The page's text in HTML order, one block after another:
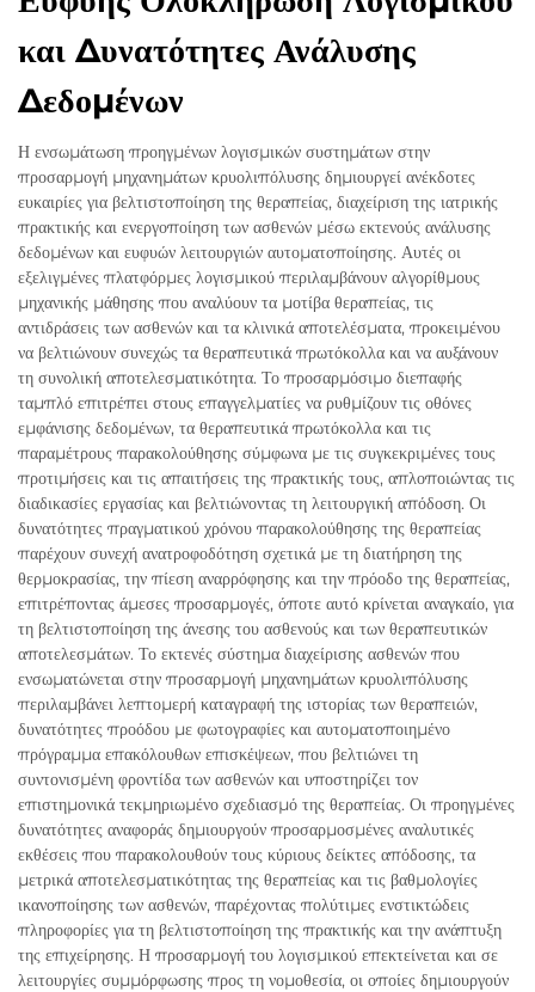
και Δυνατότητες Ανάλυσης
Δεδομένων
Η ενσωμάτωση προηγμένων λογισμικών συστημάτων στην
προσαρμογή μηχανημάτων κρυολιπόλυσης δημιουργεί ανέκδοτες
ευκαιρίες για βελτιστοποίηση της θεραπείας, διαχείριση της ιατρικής
πρακτικής και ενεργοποίηση των ασθενών μέσω εκτενούς ανάλυσης
δεδομένων και ευφυών λειτουργιών αυτοματοποίησης. Αυτές οι
εξελιγμένες πλατφόρμες λογισμικού περιλαμβάνουν αλγορίθμους
μηχανικής μάθησης που αναλύουν τα μοτίβα θεραπείας, τις
αντιδράσεις των ασθενών και τα κλινικά αποτελέσματα, προκειμένου
να βελτιώνουν συνεχώς τα θεραπευτικά πρωτόκολλα και να αυξάνουν
τη συνολική αποτελεσματικότητα. Το προσαρμόσιμο διεπαφής
ταμπλό επιτρέπει στους επαγγελματίες να ρυθμίζουν τις οθόνες
εμφάνισης δεδομένων, τα θεραπευτικά πρωτόκολλα και τις
παραμέτρους παρακολούθησης σύμφωνα με τις συγκεκριμένες τους
προτιμήσεις και τις απαιτήσεις της πρακτικής τους, απλοποιώντας τις
διαδικασίες εργασίας και βελτιώνοντας τη λειτουργική απόδοση. Οι
δυνατότητες πραγματικού χρόνου παρακολούθησης της θεραπείας
παρέχουν συνεχή ανατροφοδότηση σχετικά με τη διατήρηση της
θερμοκρασίας, την πίεση αναρρόφησης και την πρόοδο της θεραπείας,
επιτρέποντας άμεσες προσαρμογές, όποτε αυτό κρίνεται αναγκαίο, για
τη βελτιστοποίηση της άνεσης του ασθενούς και των θεραπευτικών
αποτελεσμάτων. Το εκτενές σύστημα διαχείρισης ασθενών που
ενσωματώνεται στην προσαρμογή μηχανημάτων κρυολιπόλυσης
περιλαμβάνει λεπτομερή καταγραφή της ιστορίας των θεραπειών,
δυνατότητες προόδου με φωτογραφίες και αυτοματοποιημένο
πρόγραμμα επακόλουθων επισκέψεων, που βελτιώνει τη
συντονισμένη φροντίδα των ασθενών και υποστηρίζει τον
επιστημονικά τεκμηριωμένο σχεδιασμό της θεραπείας. Οι προηγμένες
δυνατότητες αναφοράς δημιουργούν προσαρμοσμένες αναλυτικές
εκθέσεις που παρακολουθούν τους κύριους δείκτες απόδοσης, τα
μετρικά αποτελεσματικότητας της θεραπείας και τις βαθμολογίες
ικανοποίησης των ασθενών, παρέχοντας πολύτιμες ενστικτώδεις
πληροφορίες για τη βελτιστοποίηση της πρακτικής και την ανάπτυξη
της επιχείρησης. Η προσαρμογή του λογισμικού επεκτείνεται και σε
λειτουργίες συμμόρφωσης προς τη νομοθεσία, οι οποίες δημιουργούν